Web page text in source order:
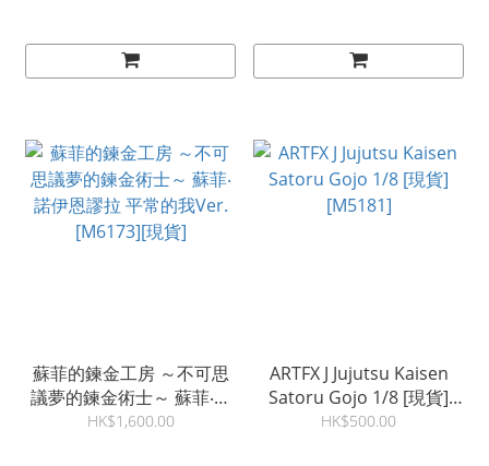
蘇菲的鍊金工房 ～不可思
議夢的鍊金術士～ 蘇菲‧諾
伊恩謬拉 平常的我Ver.
HK$1,600.00
ARTFX J Jujutsu Kaisen
Satoru Gojo 1/8 [現貨]
[M5181]
HK$500.00